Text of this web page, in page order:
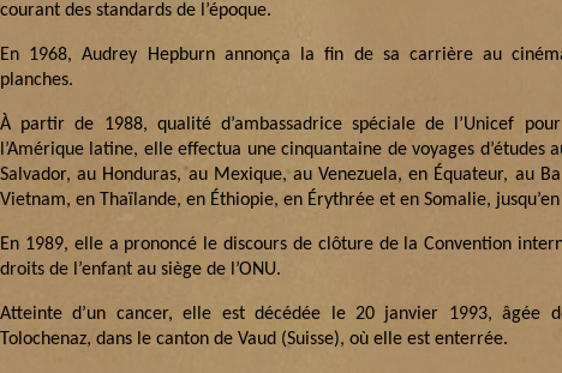
courant des standards de l’époque.
En 1968, Audrey Hepburn annonça la fin de sa carrière au
planches.
À partir de 1988, qualité d’ambassadrice spéciale de l’Unicef
l’Amérique latine, elle effectua une cinquantaine de voyages d’études
Salvador, au Honduras, au Mexique, au Venezuela, en Équateur, au
Vietnam, en Thaïlande, en Éthiopie, en Érythrée et en Somalie,
En 1989, elle a prononcé le discours de clôture de la Convention
droits de l’enfant au siège de l’ONU.
Atteinte d’un cancer, elle est décédée le 20 janvier 1993, âgée
Tolochenaz, dans le canton de Vaud (Suisse), où elle est enterrée.